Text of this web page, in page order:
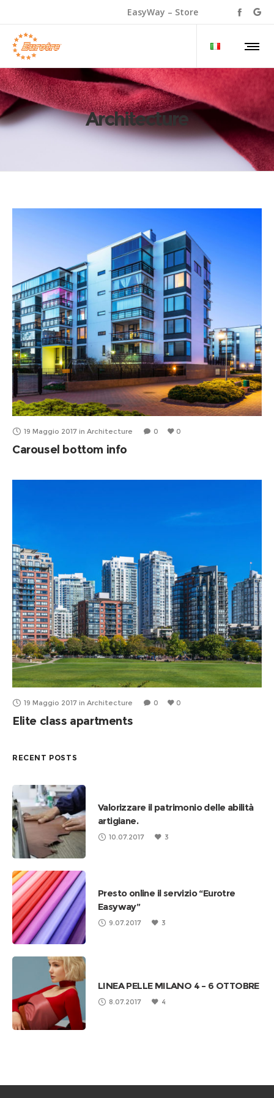
EasyWay – Store
Architecture
19 Maggio 2017 in Architecture 0 0
Carousel bottom info
19 Maggio 2017 in Architecture 0 0
Elite class apartments
RECENT POSTS
Valorizzare il patrimonio delle abilità
artigiane.
10.07.2017 3
Presto online il servizio “Eurotre
Easyway”
9.07.2017 3
LINEA PELLE MILANO 4 – 6 OTTOBRE
8.07.2017 4